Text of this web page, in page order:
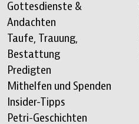
Gottesdienste &
Andachten
Taufe, Trauung,
Bestattung
Predigten
Mithelfen und Spenden
Insider-Tipps
Petri-Geschichten